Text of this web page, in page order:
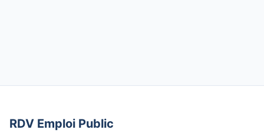
RDV Emploi Public